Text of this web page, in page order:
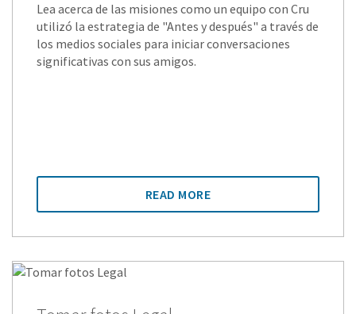
Lea acerca de las misiones como un equipo con Cru
utilizó la estrategia de "Antes y después" a través de
los medios sociales para iniciar conversaciones
significativas con sus amigos.
READ MORE